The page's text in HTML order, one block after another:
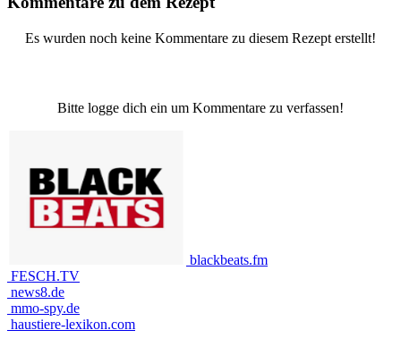
Es wurden noch keine Kommentare zu diesem Rezept erstellt!
Bitte logge dich ein um Kommentare zu verfassen!
blackbeats.fm
FESCH.TV
news8.de
mmo-spy.de
haustiere-lexikon.com